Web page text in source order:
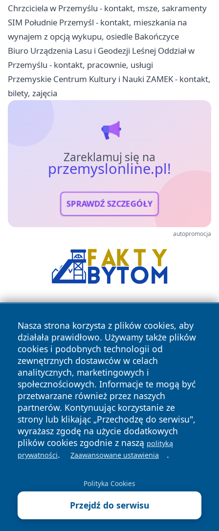
Chrzciciela w Przemyślu - kontakt, msze, sakramenty
SIM Południe Przemyśl - kontakt, mieszkania na
wynajem z opcją wykupu, osiedle Bakończyce
Biuro Urządzenia Lasu i Geodezji Leśnej Oddział w
Przemyślu - kontakt, pracownie, usługi
Przemyskie Centrum Kultury i Nauki ZAMEK - kontakt,
bilety, zajęcia
Zareklamuj się na
przemyslonline.pl!
SPRAWDŹ SZCZEGÓŁY
autopromocja
Nasza strona korzysta z plików cookies, aby
działała prawidłowo. Używamy także plików
cookies i podobnych technologii od
zewnętrznych dostawców w celach
analitycznych, marketingowych i
społecznościowych. Informacje te mogą być
przetwarzane również przez naszych
partnerów. Kontynuując korzystanie ze
strony lub klikając „Przechodzę do serwisu",
wyrażasz zgodę na użycie dodatkowych
plików cookies zgodnie z naszą polityką
prywatności. Zaawansowane ustawienia .
Polityka Cookies
Przejdź do serwisu
Copyright © 2026 przemyslonline.pl Wszystkie prawa
zastrzeżone.
News Autorzy
Polityka
Prywatności
Polityka
Cookies